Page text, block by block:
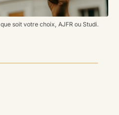
soit votre choix, AJFR ou Studi.